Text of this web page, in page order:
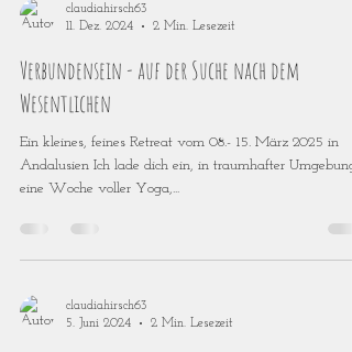
claudiahirsch63
11. Dez. 2024
2 Min. Lesezeit
Verbundensein - auf der Suche nach dem
Wesentlichen
Ein kleines, feines Retreat vom 08.- 15. März 2025 in